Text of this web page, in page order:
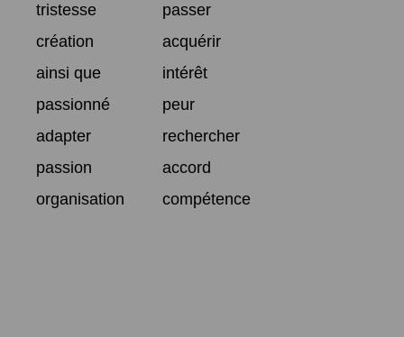
tristesse
passer
création
acquérir
ainsi que
intérêt
passionné
peur
adapter
rechercher
passion
accord
organisation
compétence